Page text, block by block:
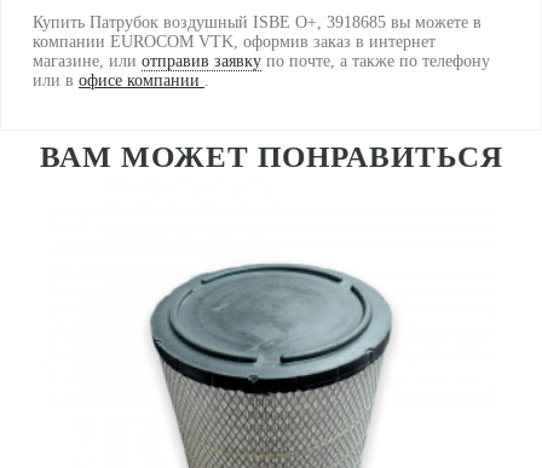
Купить Патрубок воздушный ISBE О+, 3918685 вы можете в
компании EUROCOM VTK, оформив заказ в интернет
магазине, или отправив заявку по почте, а также по телефону
или в офисе компании .
ВАМ МОЖЕТ ПОНРАВИТЬСЯ